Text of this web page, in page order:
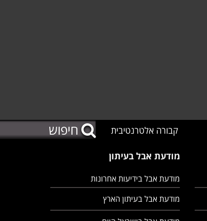
קבורה אלטרנטיבית
מודעת אבל בעיתון
מודעת אבל בידיעות אחרונות
מודעת אבל בעיתון הארץ